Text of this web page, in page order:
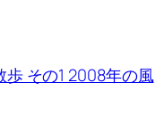
歩 その1 2008年の風